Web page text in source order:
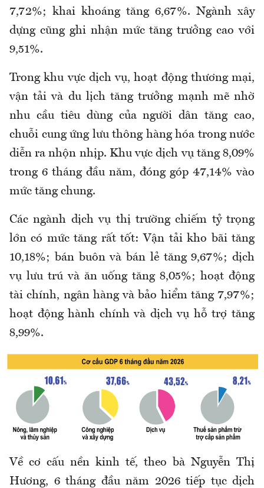
7,72%; khai khoáng tăng 6,67%. Ngành xây
dựng cũng ghi nhận mức tăng trưởng cao với
9,51%.
Trong khu vực dịch vụ, hoạt động thương mại,
vận tải và du lịch tăng trưởng mạnh mẽ nhờ
nhu cầu tiêu dùng của người dân tăng cao,
chuỗi cung ứng lưu thông hàng hóa trong nước
diễn ra nhộn nhịp. Khu vực dịch vụ tăng 8,09%
trong 6 tháng đầu năm, đóng góp 47,14% vào
mức tăng chung.
Các ngành dịch vụ thị trường chiếm tỷ trọng
lớn có mức tăng rất tốt: Vận tải kho bãi tăng
10,18%; bán buôn và bán lẻ tăng 9,67%; dịch
vụ lưu trú và ăn uống tăng 8,05%; hoạt động
tài chính, ngân hàng và bảo hiểm tăng 7,97%;
hoạt động hành chính và dịch vụ hỗ trợ tăng
8,99%.
Về cơ cấu nền kinh tế, theo bà Nguyễn Thị
Hương, 6 tháng đầu năm 2026 tiếp tục dịch